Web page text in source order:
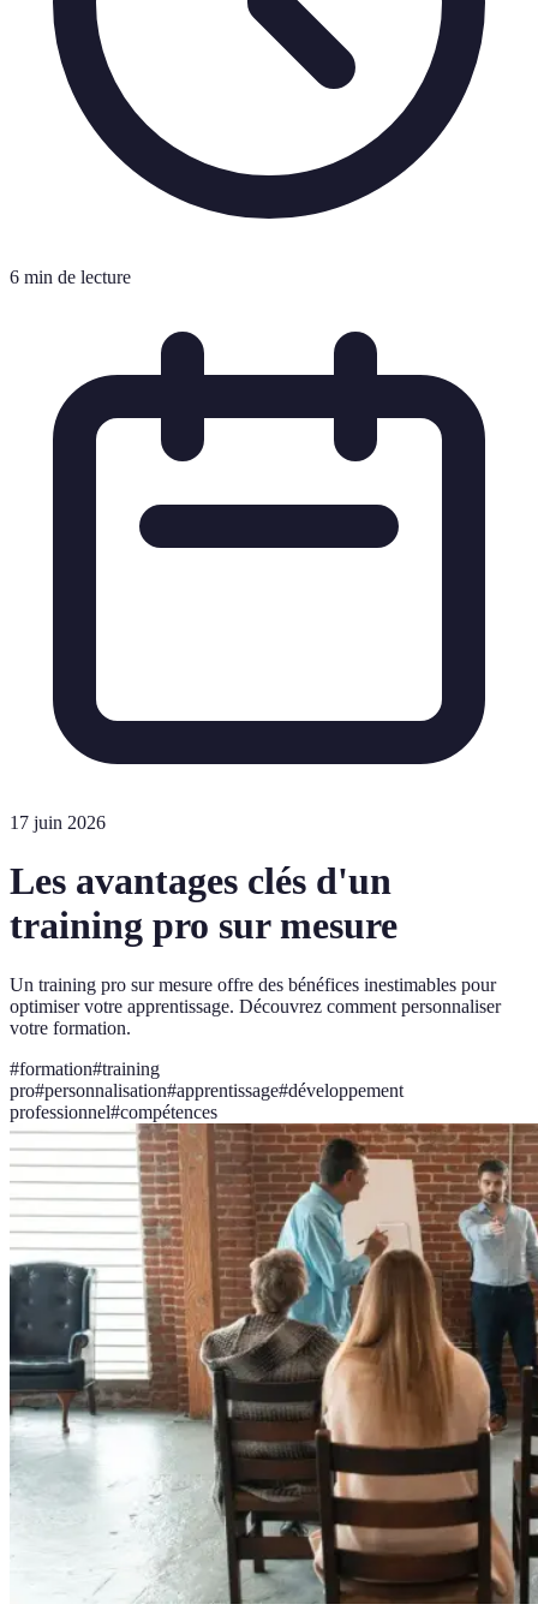
6 min de lecture
17 juin 2026
Les avantages clés d'un
training pro sur mesure
Un training pro sur mesure offre des bénéfices inestimables pour
optimiser votre apprentissage. Découvrez comment personnaliser
votre formation.
#formation#training
pro#personnalisation#apprentissage#développement
professionnel#compétences